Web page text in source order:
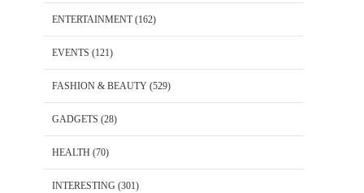
ENTERTAINMENT(162)
EVENTS (121)
FASHION & BEAUTY (529)
GADGETS (28)
HEALTH (70)
INTERESTING (301)